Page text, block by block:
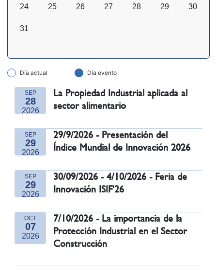
24 25 26 27 28 29 30
31
Día actual Día evento
SEP
28
2026
La Propiedad Industrial aplicada al
sector alimentario
SEP
29
2026
29/9/2026 - Presentación del
Índice Mundial de Innovación 2026
SEP
29
2026
30/09/2026 - 4/10/2026 - Feria de
Innovación ISIF'26
OCT
07
2026
7/10/2026 - La importancia de la
Protección Industrial en el Sector
Construcción